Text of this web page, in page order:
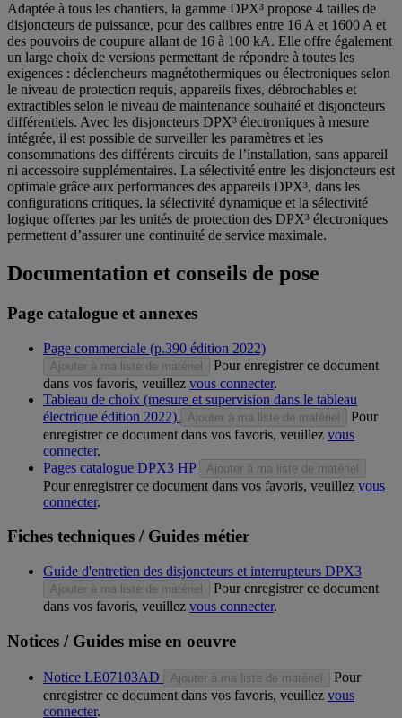
Adaptée à tous les chantiers, la gamme DPX³ propose 4 tailles de
disjoncteurs de puissance, pour des calibres entre 16 A et 1600 A et
des pouvoirs de coupure allant de 16 à 100 kA. Elle offre également
un large choix de versions permettant de répondre à toutes les
exigences : déclencheurs magnétothermiques ou électroniques selon
le niveau de protection requis, appareils fixes, débrochables et
extractibles selon le niveau de maintenance souhaité et disjoncteurs
différentiels. Avec les disjoncteurs DPX³ électroniques à mesure
intégrée, il est possible de surveiller les paramètres et les
consommations des différents circuits de l’installation, sans appareil
ni accessoire supplémentaires. La sélectivité entre les disjoncteurs est
optimale grâce aux performances des appareils DPX³, dans les
configurations critiques, la sélectivité dynamique et la sélectivité
logique offertes par les unités de protection des DPX³ électroniques
permettent d’assurer une continuité de service maximale.
Documentation et conseils de pose
Page catalogue et annexes
Page commerciale (p.390 édition 2022)
Ajouter à ma liste de matériel
Pour enregistrer ce document
dans vos favoris, veuillez vous connecter.
Tableau de choix (mesure et supervision dans le tableau
électrique édition 2022)
Ajouter à ma liste de matériel
Pour
enregistrer ce document dans vos favoris, veuillez vous
connecter.
Pages catalogue DPX3 HP
Ajouter à ma liste de matériel
Pour enregistrer ce document dans vos favoris, veuillez vous
connecter.
Fiches techniques / Guides métier
Guide d'entretien des disjoncteurs et interrupteurs DPX3
Ajouter à ma liste de matériel
Pour enregistrer ce document
dans vos favoris, veuillez vous connecter.
Notices / Guides mise en oeuvre
Notice LE07103AD Ajouter à ma liste de matériel
Pour
enregistrer ce document dans vos favoris, veuillez vous
connecter.